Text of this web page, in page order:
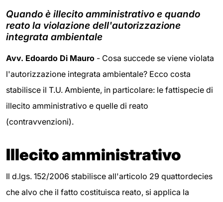
Quando è illecito amministrativo e quando
reato la violazione dell'autorizzazione
integrata ambientale
Avv. Edoardo Di Mauro - Cosa succede se viene violata
l'autorizzazione integrata ambientale? Ecco costa
stabilisce il T.U. Ambiente, in particolare: le fattispecie di
illecito amministrativo e quelle di reato
(contravvenzioni).
Illecito amministrativo
Il d.lgs. 152/2006 stabilisce all'articolo 29 quattordecies
che alvo che il fatto costituisca reato, si applica la